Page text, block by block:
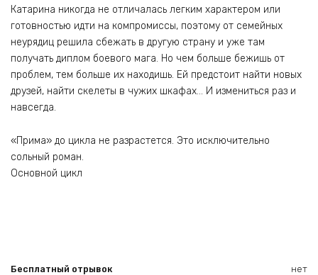
Катарина никогда не отличалась легким характером или
готовностью идти на компромиссы, поэтому от семейных
неурядиц решила сбежать в другую страну и уже там
получать диплом боевого мага. Но чем больше бежишь от
проблем, тем больше их находишь. Ей предстоит найти новых
друзей, найти скелеты в чужих шкафах… И измениться раз и
навсегда.
«Прима» до цикла не разрастется. Это исключительно
сольный роман.
Основной цикл
Бесплатный отрывок нет